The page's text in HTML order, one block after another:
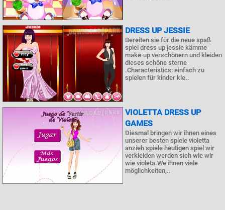
DRESS UP JESSIE
Bereiten sie für die neue spaß
spiel dress up jessie kämme
make-up verschönern und kleiden
dieses schöne sterne
.Characteristics: einfach zu
spielen für kinder kle..
VIOLETTA DRESS UP
GAMES
Diesmal bringen wir ihnen eines
unserer besten spiele violetta
anzieh spiele heutigen spiel wir
verkleiden werden sich wie wir
wie violeta.We ihnen viele
möglichkeiten,..